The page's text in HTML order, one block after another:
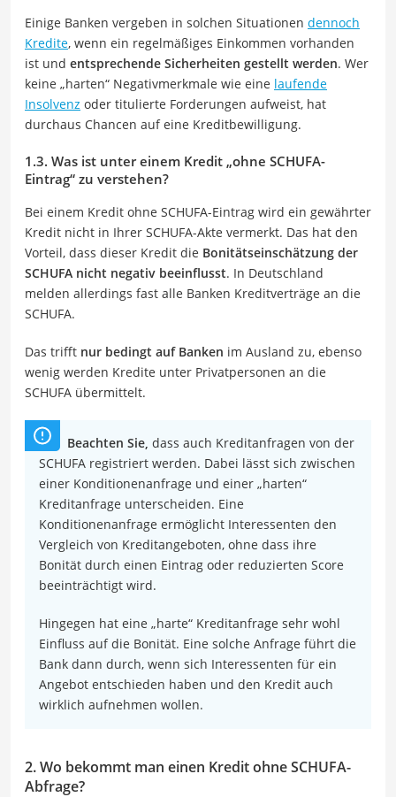
Einige Banken vergeben in solchen Situationen dennoch
Kredite, wenn ein regelmäßiges Einkommen vorhanden
ist und entsprechende Sicherheiten gestellt werden. Wer
keine „harten“ Negativmerkmale wie eine laufende
Insolvenz oder titulierte Forderungen aufweist, hat
durchaus Chancen auf eine Kreditbewilligung.
1.3. Was ist unter einem Kredit „ohne SCHUFA-
Eintrag“ zu verstehen?
Bei einem Kredit ohne SCHUFA-Eintrag wird ein gewährter
Kredit nicht in Ihrer SCHUFA-Akte vermerkt. Das hat den
Vorteil, dass dieser Kredit die Bonitätseinschätzung der
SCHUFA nicht negativ beeinflusst. In Deutschland
melden allerdings fast alle Banken Kreditverträge an die
SCHUFA.
Das trifft nur bedingt auf Banken im Ausland zu, ebenso
wenig werden Kredite unter Privatpersonen an die
SCHUFA übermittelt.
Beachten Sie, dass auch Kreditanfragen von der
SCHUFA registriert werden. Dabei lässt sich zwischen
einer Konditionenanfrage und einer „harten“
Kreditanfrage unterscheiden. Eine
Konditionenanfrage ermöglicht Interessenten den
Vergleich von Kreditangeboten, ohne dass ihre
Bonität durch einen Eintrag oder reduzierten Score
beeinträchtigt wird.
Hingegen hat eine „harte“ Kreditanfrage sehr wohl
Einfluss auf die Bonität. Eine solche Anfrage führt die
Bank dann durch, wenn sich Interessenten für ein
Angebot entschieden haben und den Kredit auch
wirklich aufnehmen wollen.
2. Wo bekommt man einen Kredit ohne SCHUFA-
Abfrage?